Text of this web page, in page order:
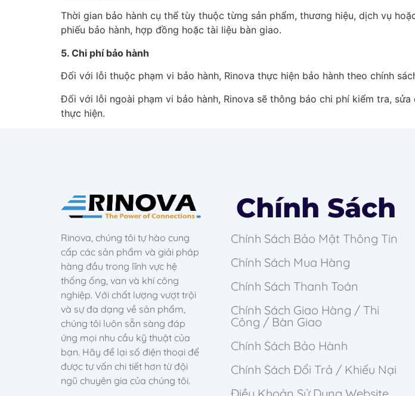
Thời gian bảo hành cụ thể tùy thuộc từng sản phẩm, thương hiệu, dịch vụ
phiếu bảo hành, hợp đồng hoặc tài liệu bàn giao.
5. Chi phí bảo hành
Đối với lỗi thuộc phạm vi bảo hành, Rinova thực hiện bảo hành theo chính
Đối với lỗi ngoài phạm vi bảo hành, Rinova sẽ thông báo chi phí kiểm tra,
thực hiện.
Rinova, chúng tôi tự hào cung
cấp các sản phẩm và giải pháp
hàng đầu trong lĩnh vực hệ
thống ống, van và khí công
nghiệp. Với chất lượng vượt trội
và sự đa dạng về sản phẩm,
chúng tôi luôn sẵn sàng đáp
ứng mọi nhu cầu kỹ thuật của
bạn. Hãy để lại số điện thoại để
được tư vấn chi tiết hơn từ đội
ngũ chuyên gia của chúng tôi.
Chính Sách
Chính Sách Bảo Mật Thông Tin
Chính Sách Mua Hàng
Chính Sách Thanh Toán
Chính Sách Giao Hàng / Thi
Công / Bàn Giao
Chính Sách Bảo Hành
Chính Sách Đổi Trả / Khiếu Nại